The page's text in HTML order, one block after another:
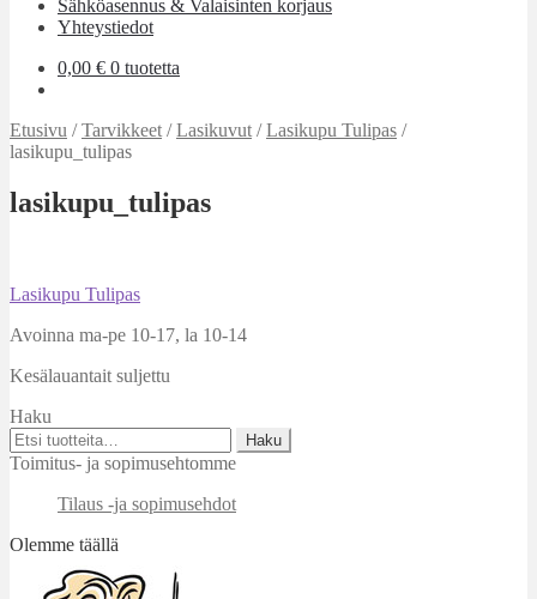
Sähköasennus & Valaisinten korjaus
Yhteystiedot
0,00 € 0 tuotetta
Etusivu /Tarvikkeet /Lasikuvut /Lasikupu Tulipas /
lasikupu_tulipas
lasikupu_tulipas
Artikkelien
selaus
Edellinen
Lasikupu Tulipas
Avoinna ma-pe 10-17, la 10-14
Kesälauantait suljettu
Haku
Etsi:
Haku
Toimitus- ja sopimusehtomme
Tilaus -ja sopimusehdot
Olemme täällä